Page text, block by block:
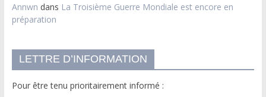
Annwn dans La Troisième Guerre Mondiale est encore en
préparation
LETTRE D’INFORMATION
Pour être tenu prioritairement informé :